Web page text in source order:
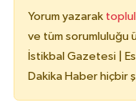
Yorum yazarak
ve tüm sorumluluğu
İstikbal Gazetesi |
Dakika Haber hiçbir